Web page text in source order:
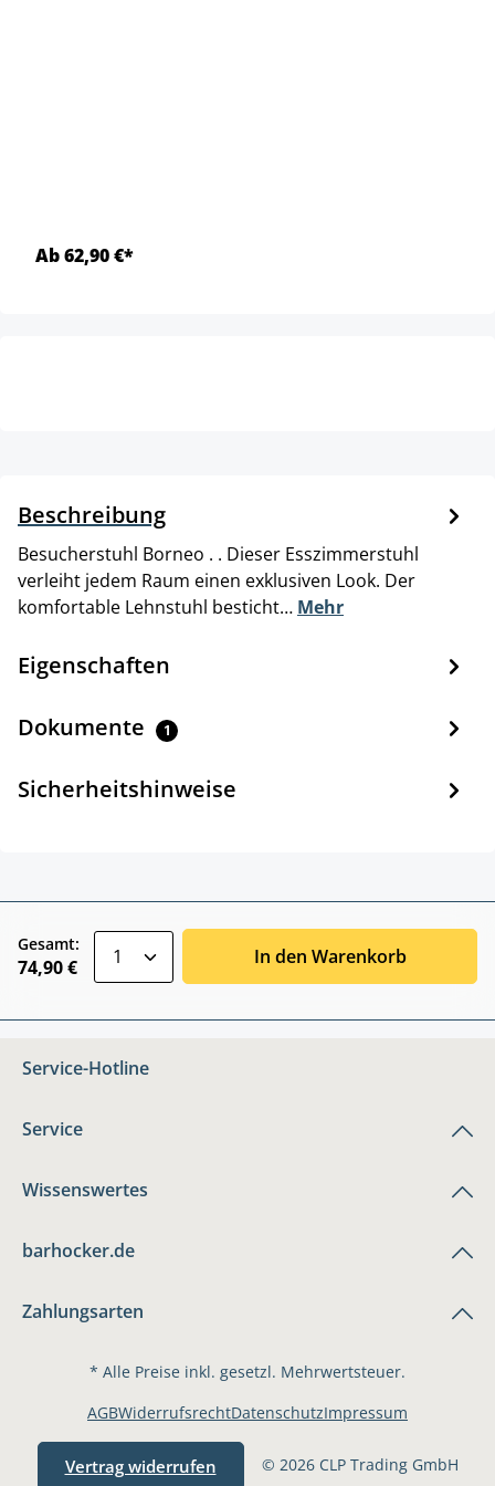
Ab 62,90 €*
Beschreibung
Besucherstuhl Borneo . . Dieser Esszimmerstuhl
verleiht jedem Raum einen exklusiven Look. Der
komfortable Lehnstuhl besticht… Mehr
Eigenschaften
Dokumente 1
Sicherheitshinweise
Gesamt:
74,90 € In den Warenkorb
Service-Hotline
Service
Wissenswertes
barhocker.de
Zahlungsarten
* Alle Preise inkl. gesetzl. Mehrwertsteuer.
Vertrag widerrufen © 2026 CLP Trading GmbH
AGBWiderrufsrechtDatenschutzImpressum